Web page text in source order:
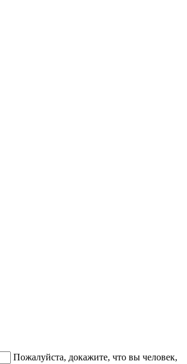
Пожалуйста, докажите, что вы человек,